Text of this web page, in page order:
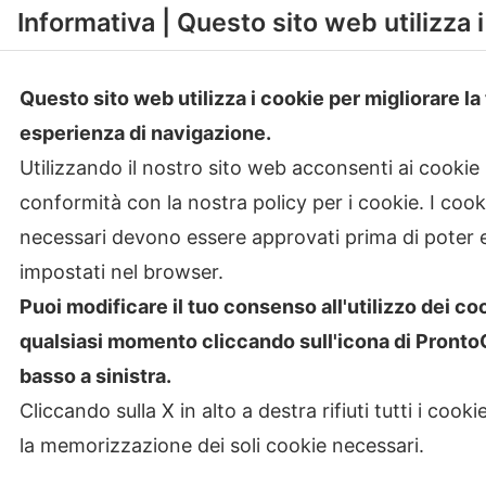
Privacy Policy|Termini & Condizioni|Policy AI
Informativa | Questo sito web utilizza
Questo sito web utilizza i cookie per migliorare la
esperienza di navigazione.
Utilizzando il nostro sito web acconsenti ai cookie
conformità con la nostra policy per i cookie. I
necessari devono essere approvati prima di poter
impostati nel browser.
Puoi modificare il tuo consenso all'utilizzo dei
qualsiasi momento cliccando sull'icona di
basso a sinistra.
Cliccando sulla X in alto a destra rifiuti tutti i
la memorizzazione dei soli cookie necessari.